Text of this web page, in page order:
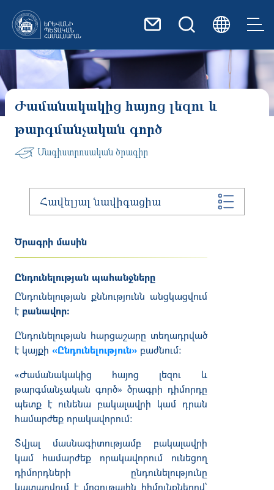
Ժամանակակից հայոց լեզու և
թարգմանչական գործ
Մագիստրոսական ծրագիր
Հավելյալ նավիգացիա
Ծրագրի մասին
Ընդունելության պահանջները
Ընդունելության քննությունն անցկացվում
է բանավոր:
Ընդունելության հարցաշարը տեղադրված
է կայքի «Ընդունելություն» բաժնում:
«Ժամանակակից հայոց լեզու և
թարգմանչական գործ» ծրագրի դիմորդը
պետք է ունենա բակալավրի կամ դրան
համարժեք որակավորում։
Տվյալ մասնագիտությամբ բակալավրի
կամ համարժեք որակավորում ունեցող
դիմորդների ընդունելությունը
կատարվում է մրցութային հիմունքներով՝